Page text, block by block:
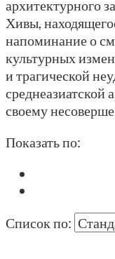
архитектурного
Хивы,
напоминание о
культурных
и трагической
среднеазиатской
своему
Показать по:
Список по: